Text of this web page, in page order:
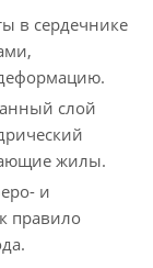
в сердечнике
слой
жилы.
и
правило